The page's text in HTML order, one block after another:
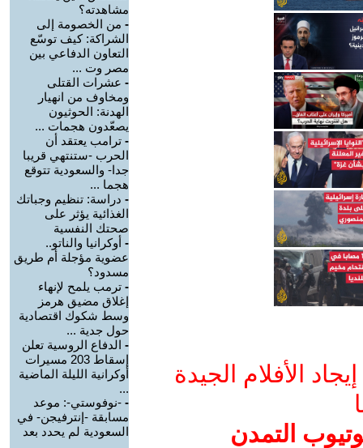
الأفلام الجيدة
التمدن
مشاهدته؟
- من الخصومة إلى
الشراكة: كيف توسّع
التعاون الدفاعي بين
مصر وت ...
- عشرات القتلى
ومخاوف من انهيار
الهدنة: الحوثيون
يصعّدون هجمات ...
- ترامب يعتقد أن
الحرب -ستنتهي قريبا
جدا- والسعودية تتوقع
هجما ...
- دراسة: تنظيم وجباتك
الغذائية يؤثر على
صحتك النفسية
- أوكرانيا والناتو..
عضوية مؤجلة أم طريق
مسدود؟
- ترمب يلمح لإنهاء
إغلاق مضيق هرمز
وسط شكوك اقتصادية
حول جدية ...
- الدفاع الروسية تعلن
إسقاط 203 مسيرات
أوكرانية الليلة الماضية
...
- -نوفوستي-: موعد
مسابقة -إنترفيجن- في
السعودية لم يحدد بعد